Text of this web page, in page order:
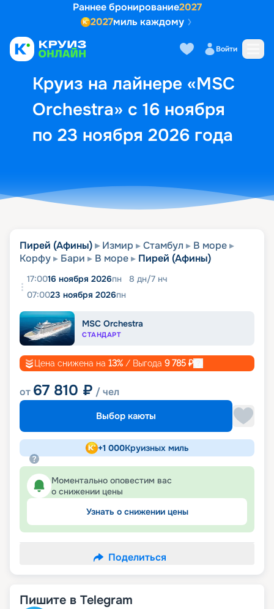
Раннее бронирование2027
2027миль каждому
Войти
Круиз на лайнере «MSC
Orchestra» с 16 ноября
по 23 ноября 2026 года
Выбор кают Маршрут и
Пирей (Афины) Измир Стамбул
В море
Корфу
Бари В море Пирей (Афины)
17:0016 ноября 2026пн 8 дн/7 нч
07:0023 ноября 2026пн
MSC Orchestra
СТАНДАРТ
Цена снижена на 13% / Выгода 9 785 ₽
от 67 810 ₽ / чел
Выбор каюты
+1 000Круизных миль
Моментально оповестим вас
о снижении цены
Узнать о снижении цены
Поделиться
Пишите в Telegram